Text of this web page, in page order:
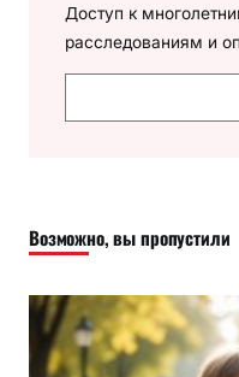
Доступ к
расследованиям и
о
Возможно, вы пропустили